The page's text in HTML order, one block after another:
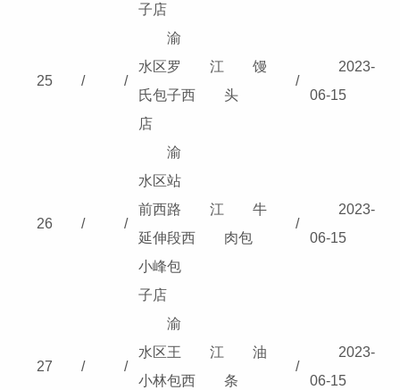
子店
25 / /
渝
水区罗
氏包子
店
江
西
馒
头
/
2023-
06-15
26 / /
渝
水区站
前西路
延伸段
小峰包
子店
江
西
牛
肉包
/
2023-
06-15
27 / /
渝
水区王
小林包
江
西
油
条
/
2023-
06-15